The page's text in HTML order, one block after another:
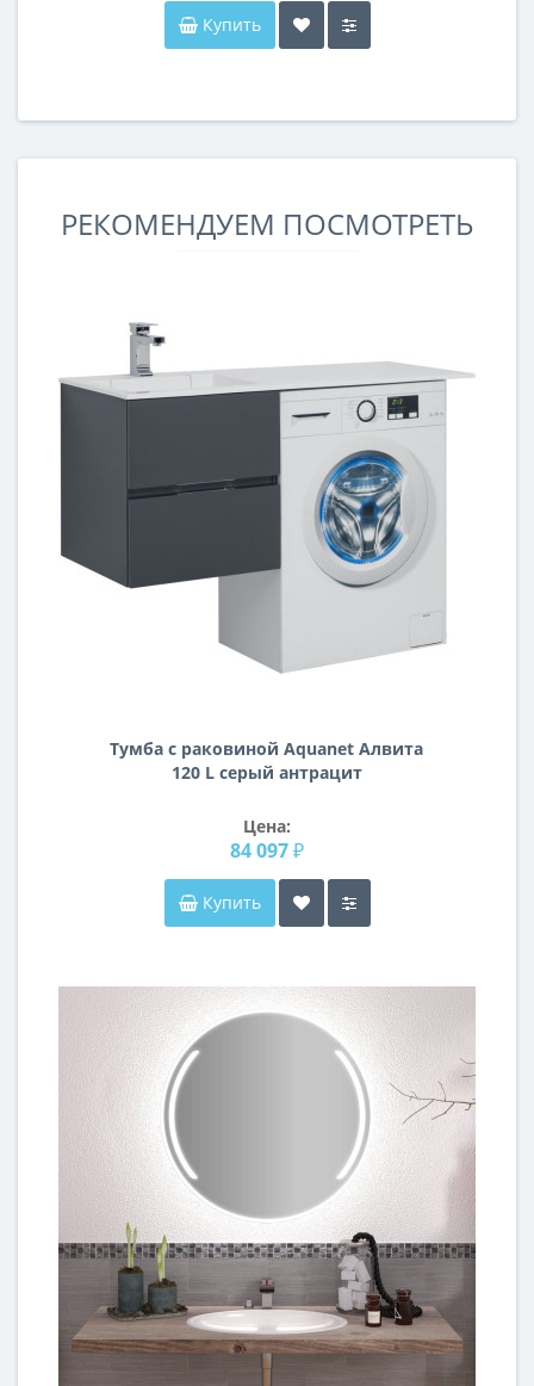
Купить
РЕКОМЕНДУЕМ ПОСМОТРЕТЬ
Тумба с раковиной Aquanet Алвита
120 L серый антрацит
Цена:
84 097 ₽
Купить